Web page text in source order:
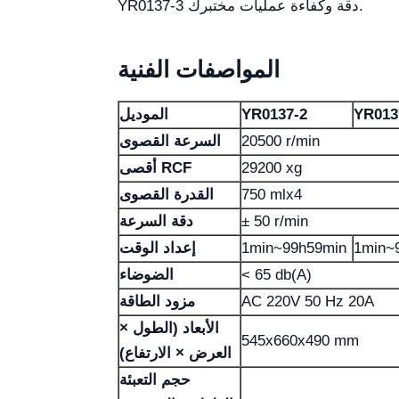
YR0137-3 دقة وكفاءة عمليات مختبرك.
المواصفات الفنية
الموديل YR0137-2
السرعة القصوى
20500 r/min
أقصى RCF
29200 xg
القدرة القصوى
750 mlx4
دقة السرعة
± 50 r/min
إعداد الوقت
1min~99h59min
الضوضاء
< 65 db(A)
مزود الطاقة
AC 220V 50 Hz 20A
الأبعاد (الطول ×
العرض × الارتفاع)
545x660x490 mm
حجم التعبئة